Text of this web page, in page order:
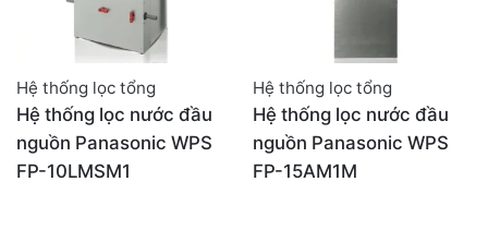
Hệ thống lọc tổng
Hệ thống lọc nước đầu
nguồn Panasonic WPS
FP-10LMSM1
Hệ thống lọc tổng
Hệ thống lọc nước đầu
nguồn Panasonic WPS
FP-15AM1M